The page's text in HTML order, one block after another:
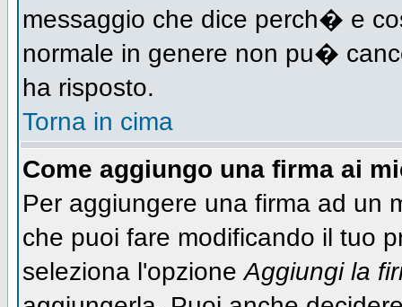
messaggio che dice perch� e
normale in genere non pu�
ha risposto.
Torna in cima
Come aggiungo una firma ai
Per aggiungere una firma ad un
che puoi fare modificando il tuo
seleziona l'opzioneAggiungi la